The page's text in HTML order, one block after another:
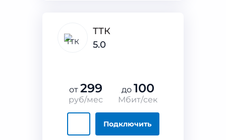
ТТК
5.0
от 299
руб/мес
до 100
Мбит/сек
Подключить